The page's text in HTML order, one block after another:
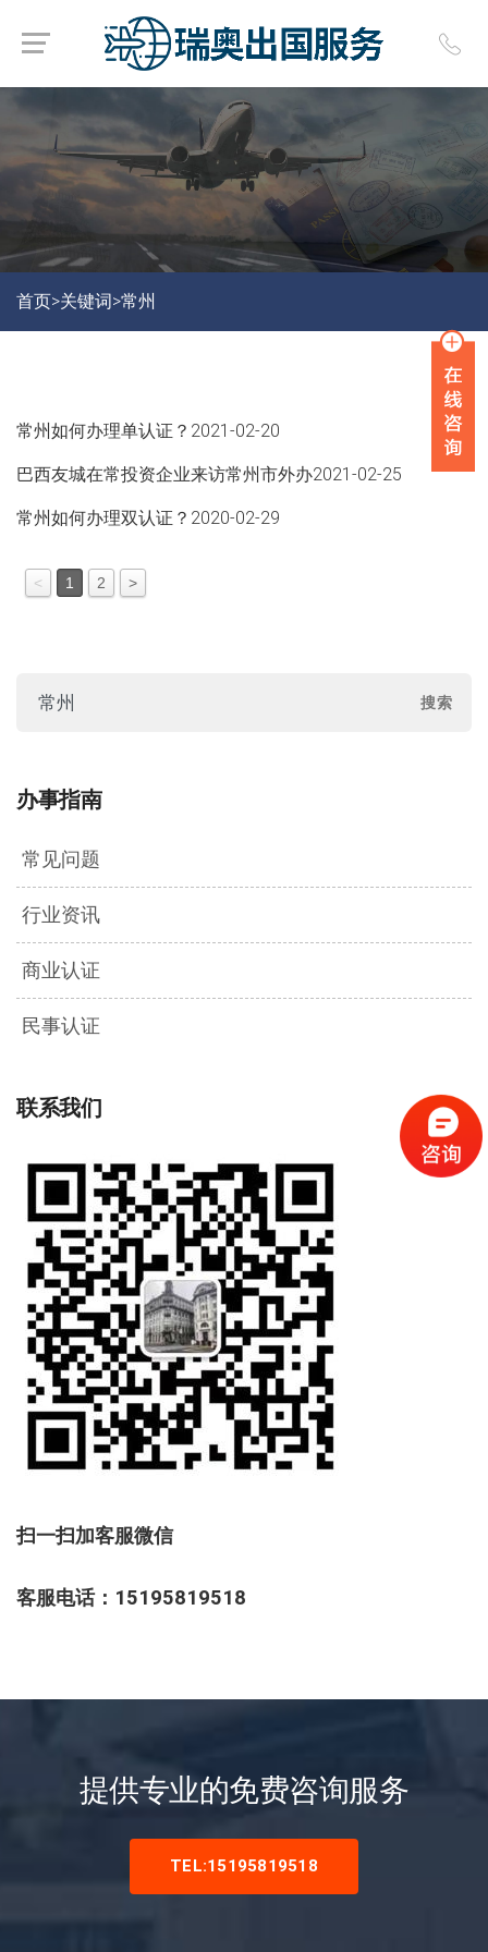
首页>关键词>常州
常州如何办理单认证？ 2021-02-20
巴西友城在常投资企业来访常州市外办2021-02-25
常州如何办理双认证？ 2020-02-29
< 1 2 >
办事指南
常见问题
行业资讯
商业认证
民事认证
联系我们
扫一扫加客服微信
客服电话：15195819518
提供专业的免费咨询服务
TEL:15195819518